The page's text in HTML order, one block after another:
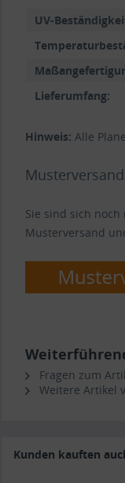
UV-
Lieferumfang:
Hinweis: Alle
Musterversand
Sie sind sich
Musterversand
Fragen zum
Weitere Artikel
Kunden kauften